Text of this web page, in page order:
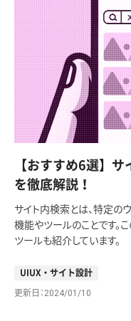
【おすすめ6選】
を徹底解説！
サイト内検索とは、特定の
機能やツールのことです。
ツールも紹介しています。
UIUX・サイト設計
更新日 2024/01/10